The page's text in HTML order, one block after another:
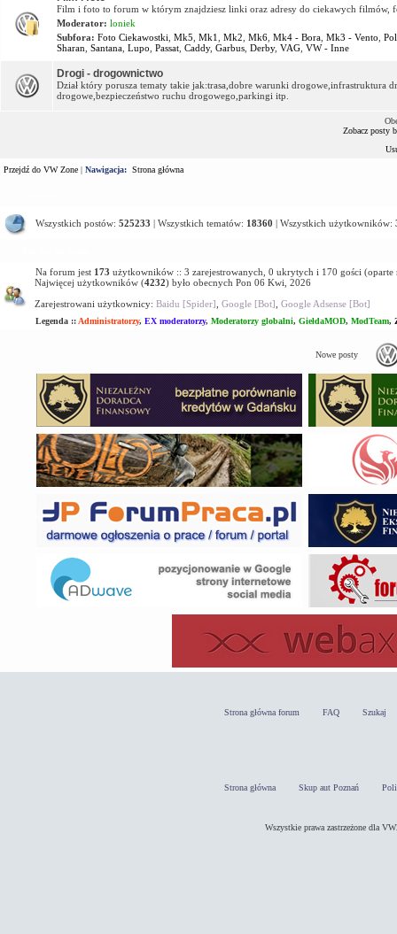
Film i foto to forum w którym znajdziesz linki oraz adresy do ciekawych filmów,
Moderator: loniek
Subfora: Foto Ciekawostki Mk5 Mk1 Mk2 Mk6 Mk4 - Bora Mk3 - Vento
Sharan Santana Lupo Passat Caddy, Garbus Derby, VAG VW - Inne
Drogi - drogownictwo
Dział który porusza tematy takie jak:trasa,dobre warunki drogowe,infrastruktura
drogowe,bezpieczeństwo ruchu drogowego,parkingi itp.
Zobacz posty
Przejdź do VW Zone | Nawigacja: Strona główna
Wszystkich postów: 525233 | Wszystkich tematów: 18360 | Wszystkich użytkowników:
Na forum jest 173 użytkowników :: 3 zarejestrowanych, 0 ukrytych i 170 gości
Najwięcej użytkowników (4232) było obecnych Pon 06 Kwi, 2026
Zarejestrowani użytkownicy: Baidu [Spider] Google [Bot] Google Adsense [Bot]
Legenda :: Administratorzy, EX moderatorzy, Moderatorzy globalni, GiełdaMOD, ModTeam,
Nowe posty
Strona główna forum FAQ Szukaj
Strona główna Skup aut Poznań
Wszystkie prawa zastrzeżone dla